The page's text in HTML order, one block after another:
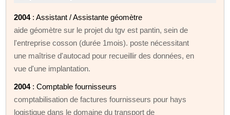
2004: Assistant / Assistante géomètre
aide géomètre sur le projet du tgv est pantin, sein de
l'entreprise cosson (durée 1mois). poste nécessitant
une maîtrise d'autocad pour recueillir des données, en
vue d'une implantation.
2004: Comptable fournisseurs
comptabilisation de factures fournisseurs pour hays
logistique dans le domaine du transport de